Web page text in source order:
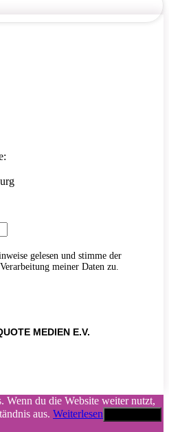
gelesen und stimme der
meiner Daten zu.
MEDIEN E.V.
Wenn du die Website weiter nutzt,
aus. Weiterlesen